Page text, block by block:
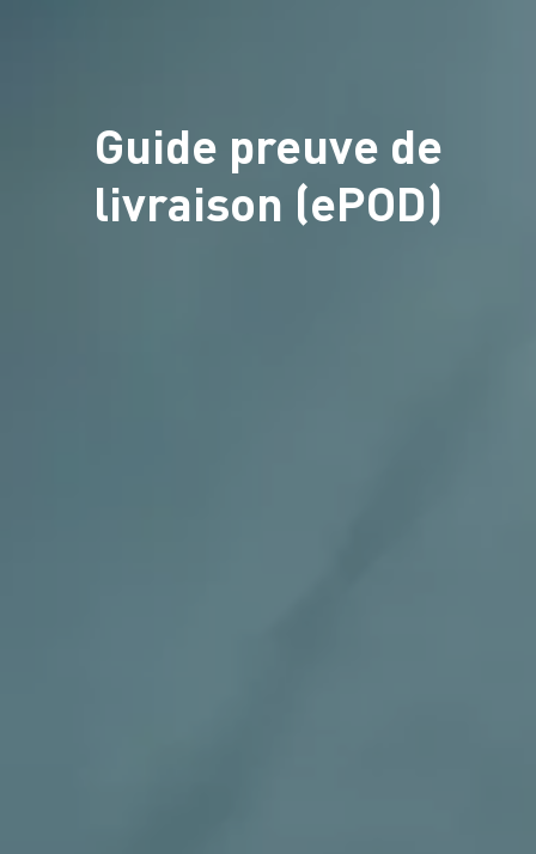
Guide preuve de
livraison (ePOD)